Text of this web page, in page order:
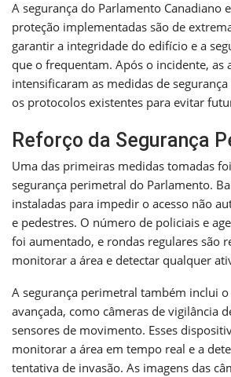
A segurança do Parlamento Canadiano
proteção implementadas são de
garantir a integridade do edifício e a
que o frequentam. Após o incidente, as
intensificaram as medidas de
os protocolos existentes para evitar
Reforço da Segurança
Uma das primeiras medidas tomadas
segurança perimetral do Parlamento.
instaladas para impedir o acesso não
e pedestres. O número de policiais e
foi aumentado, e rondas regulares são
monitorar a área e detectar qualquer
A segurança perimetral também inclui
avançada, como câmeras de vigilância
sensores de movimento. Esses
monitorar a área em tempo real e a
tentativa de invasão. As imagens das